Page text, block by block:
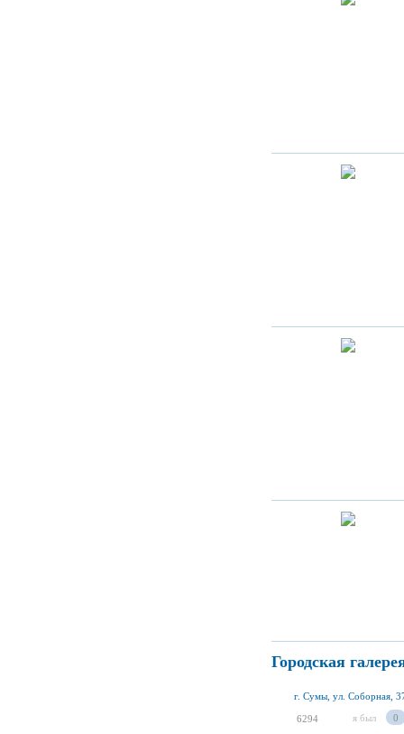
Городская
г. Сумы, ул. Соборная,
6294 я был 0